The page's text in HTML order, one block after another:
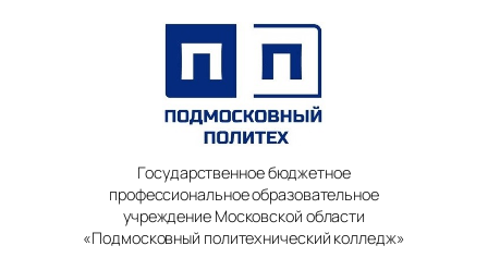
Государственное бюджетное
профессиональное образовательное
учреждение Московской области
«Подмосковный политехнический колледж»